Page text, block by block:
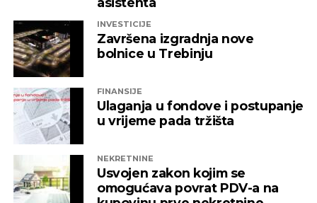
INVESTICIJE
Završena izgradnja nove
bolnice u Trebinju
FINANSIJE
Ulaganja u fondove i postupanje
u vrijeme pada tržišta
NEKRETNINE
Usvojen zakon kojim se
omogućava povrat PDV-a na